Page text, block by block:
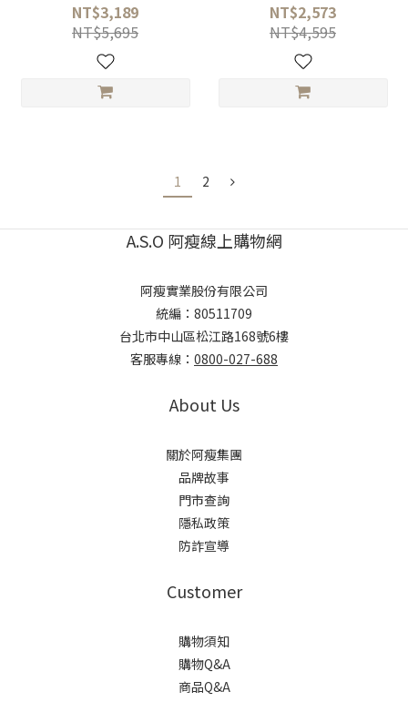
NT$3,189
NT$5,695
NT$2,573
NT$4,595
1 2
A.S.O 阿瘦線上購物網
阿瘦實業股份有限公司
統編：80511709
台北市中山區松江路168號6樓
客服專線： 0800-027-688
About Us
關於阿瘦集團
品牌故事
門市查詢
隱私政策
防詐宣導
Customer
購物須知
購物Q&A
商品Q&A